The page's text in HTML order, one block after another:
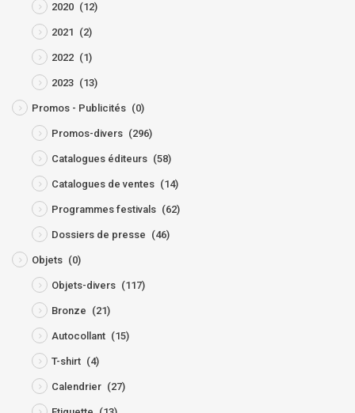
2020 (12)
2021 (2)
2022 (1)
2023 (13)
Promos - Publicités (0)
Promos-divers (296)
Catalogues éditeurs (58)
Catalogues de ventes (14)
Programmes festivals (62)
Dossiers de presse (46)
Objets (0)
Objets-divers (117)
Bronze (21)
Autocollant (15)
T-shirt (4)
Calendrier (27)